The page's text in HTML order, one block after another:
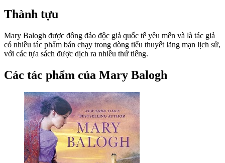
Thành tựu
Mary Balogh được đông đảo độc giả quốc tế yêu mến và là tác giả
có nhiều tác phẩm bán chạy trong dòng tiểu thuyết lãng mạn lịch sử,
với các tựa sách được dịch ra nhiều thứ tiếng.
Các tác phẩm của Mary Balogh